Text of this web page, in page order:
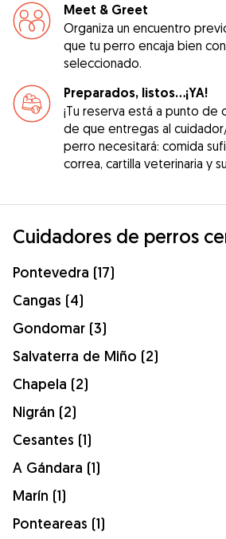
Meet & Greet
Organiza un encuentro
que tu perro encaja bien
seleccionado.
Preparados, listos...¡YA!
¡Tu reserva está a punto de
de que entregas al
perro necesitará: comida
correa, cartilla veterinaria y
Cuidadores de perros
Pontevedra (17)
Cangas (4)
Gondomar (3)
Salvaterra de Miño (2)
Chapela (2)
Nigrán (2)
Cesantes (1)
A Gándara (1)
Marín (1)
Ponteareas (1)